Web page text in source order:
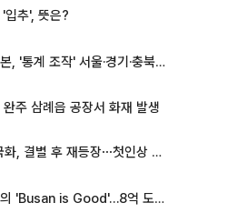
입추', 뜻은?
계 조작' 서울·경기·충북 선관위 등 추가 압수수색
완주 삼례읍 공장서 화재 발생
‘나솔사계’ 국화, 결별 후 재등장⋯첫인상 투표 휩쓸고 ‘인기녀’ 등극
is Good'…8억 도시브랜드, 용산 대통령실 CI 업체가 수행